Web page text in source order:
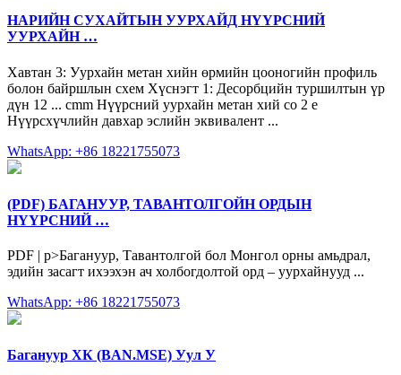
НАРИЙН СУХАЙТЫН УУРХАЙД НҮҮРСНИЙ
УУРХАЙН …
Хавтан 3: Уурхайн метан хийн өрмийн цооногийн профиль
болон байршлын схем Хүснэгт 1: Десорбцийн туршилтын үр
дүн 12 ... cmm Нүүрсний уурхайн метан хий co 2 e
Нүүрсхүчлийн давхар эслийн эквивалент ...
WhatsApp: +86 18221755073
(PDF) БАГАНУУР, ТАВАНТОЛГОЙН ОРДЫН
НҮҮРСНИЙ …
PDF | p>Багануур, Тавантолгой бол Монгол орны амьдрал,
эдийн засагт ихээхэн ач холбогдолтой орд – уурхайнууд ...
WhatsApp: +86 18221755073
Багануур ХК (BAN.MSE) Уул У